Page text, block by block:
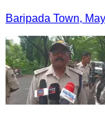
Baripada Town,